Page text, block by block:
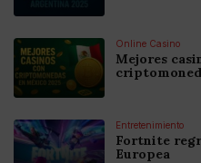
Online Casino
Mejores
Entretenimiento
Fortnite
Europea